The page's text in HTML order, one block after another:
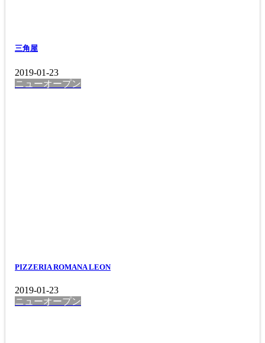
三角屋
2019-01-23
ニューオープン
PIZZERIA ROMANA LEON
2019-01-23
ニューオープン